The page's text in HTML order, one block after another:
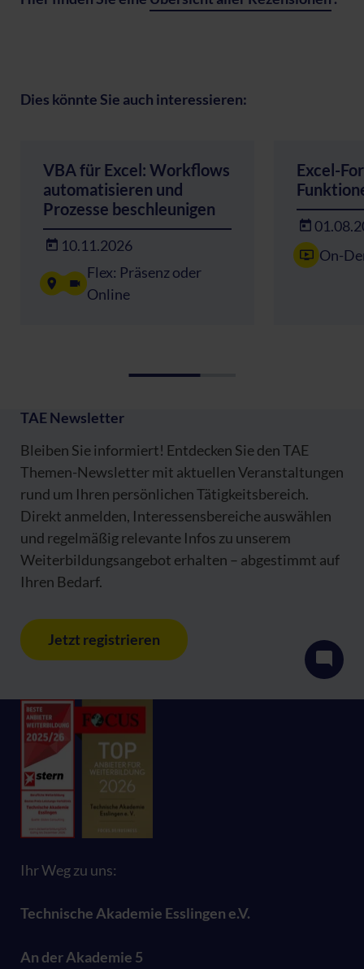
Dies könnte Sie auch interessieren:
VBA für Excel: Workflows
automatisieren und
Prozesse beschleunigen
10.11.2026
Flex: Präsenz oder
Online
Excel-
On-
TAE Newsletter
Bleiben Sie informiert! Entdecken Sie den TAE
Themen-Newsletter mit aktuellen Veranstaltungen
rund um Ihren persönlichen Tätigkeitsbereich.
Direkt anmelden, Interessensbereiche auswählen
und regelmäßig relevante Infos zu unserem
Weiterbildungsangebot erhalten – abgestimmt auf
Ihren Bedarf.
Jetzt registrieren
Ihr Weg zu uns:
Technische Akademie Esslingen e.V.
An der Akademie 5